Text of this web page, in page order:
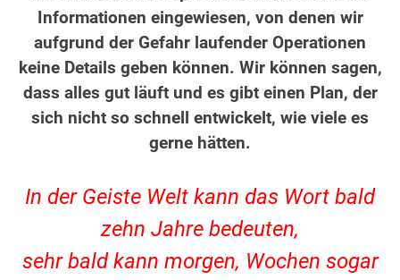
Informationen eingewiesen, von denen wir
aufgrund der Gefahr laufender Operationen
keine Details geben können. Wir können sagen,
dass alles gut läuft und es gibt einen Plan, der
sich nicht so schnell entwickelt, wie viele es
gerne hätten.
In der Geiste Welt kann das Wort bald
zehn Jahre bedeuten,
sehr bald kann morgen, Wochen sogar